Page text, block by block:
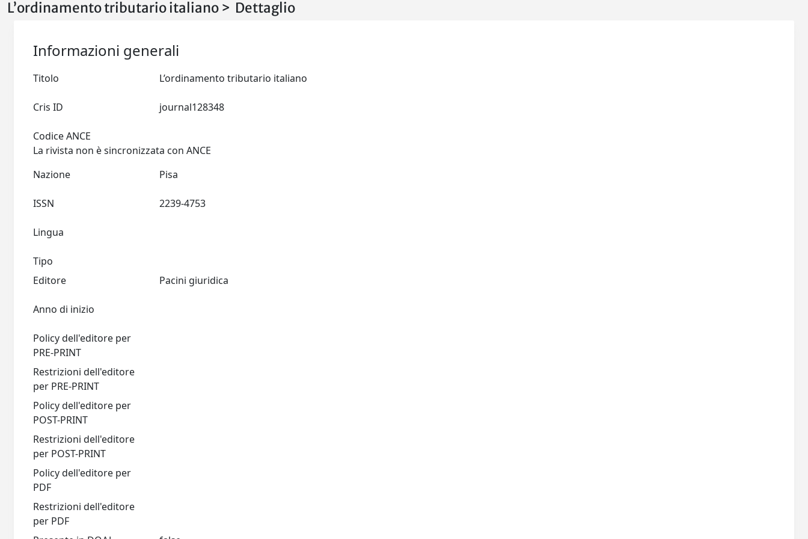
L’ordinamento tributario italiano > Dettaglio
Informazioni generali
Titolo
Cris ID
Codice ANCE
La rivista non è sincronizzata con ANCE
Nazione
ISSN
Lingua
Tipo
Editore
Anno di inizio
Policy dell'editore per
PRE-PRINT
Restrizioni dell'editore
per PRE-PRINT
Policy dell'editore per
POST-PRINT
Restrizioni dell'editore
per POST-PRINT
Policy dell'editore per
PDF
Restrizioni dell'editore
per PDF